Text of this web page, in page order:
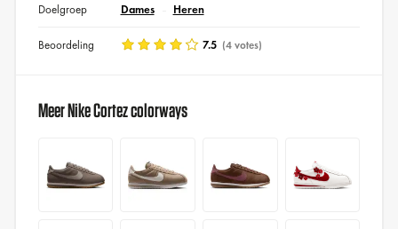
Doelgroep Dames Heren
Beoordeling 7.5 (4 votes)
Meer Nike Cortez colorways